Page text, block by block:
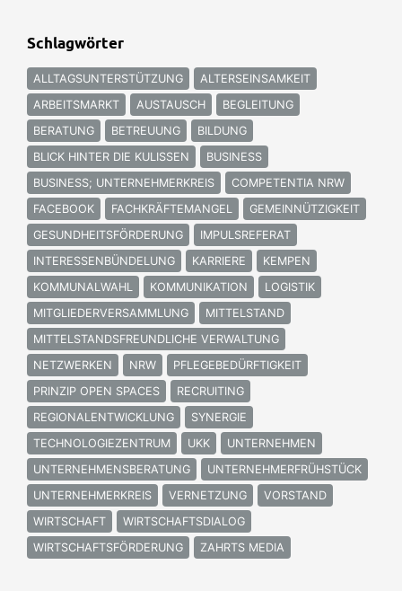
Schlagwörter
ALLTAGSUNTERSTÜTZUNG
ALTERSEINSAMKEIT
ARBEITSMARKT
AUSTAUSCH
BEGLEITUNG
BERATUNG
BETREUUNG
BILDUNG
BLICK HINTER DIE KULISSEN
BUSINESS
BUSINESS; UNTERNEHMERKREIS
COMPETENTIA NRW
FACEBOOK
FACHKRÄFTEMANGEL
GEMEINNÜTZIGKEIT
GESUNDHEITSFÖRDERUNG
IMPULSREFERAT
INTERESSENBÜNDELUNG
KARRIERE
KEMPEN
KOMMUNALWAHL
KOMMUNIKATION
LOGISTIK
MITGLIEDERVERSAMMLUNG
MITTELSTAND
MITTELSTANDSFREUNDLICHE VERWALTUNG
NETZWERKEN
NRW
PFLEGEBEDÜRFTIGKEIT
PRINZIP OPEN SPACES
RECRUITING
REGIONALENTWICKLUNG
SYNERGIE
TECHNOLOGIEZENTRUM
UKK
UNTERNEHMEN
UNTERNEHMENSBERATUNG
UNTERNEHMERFRÜHSTÜCK
UNTERNEHMERKREIS
VERNETZUNG
VORSTAND
WIRTSCHAFT
WIRTSCHAFTSDIALOG
WIRTSCHAFTSFÖRDERUNG
ZAHRTS MEDIA